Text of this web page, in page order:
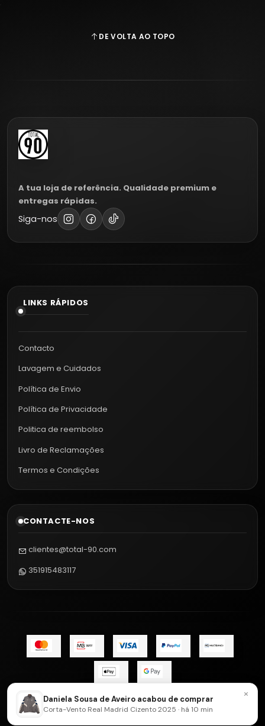
DE VOLTA AO TOPO
A tua loja de referência. Qualidade premium e
entregas rápidas.
Siga-nos
LINKS RÁPIDOS
Contacto
Lavagem e Cuidados
Política de Envio
Política de Privacidade
Politica de reembolso
Livro de Reclamações
Termos e Condições
CONTACTE-NOS
clientes@total-90.com
351915483117
2026 Total 90 - Camisolas de Futebol.
Envie-nos uma mensagem de
WhatsApp
×
Daniela Sousa de Aveiro acabou de comprar
Corta-Vento Real Madrid Cizento 2025 · há 10 min